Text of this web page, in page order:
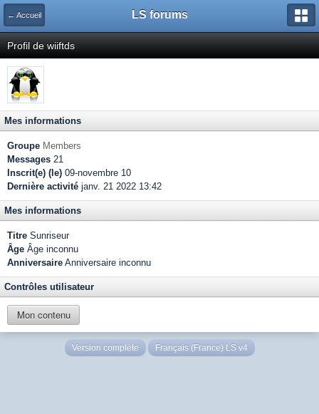
← Accueil LS forums
Profil de wiiftds
Mes informations
Groupe Members
Messages 21
Inscrit(e) (le) 09-novembre 10
Dernière activité janv. 21 2022 13:42
Mes informations
Titre Sunriseur
Âge Âge inconnu
Anniversaire Anniversaire inconnu
Contrôles utilisateur
Mon contenu
Version complète Français (France) LS v4